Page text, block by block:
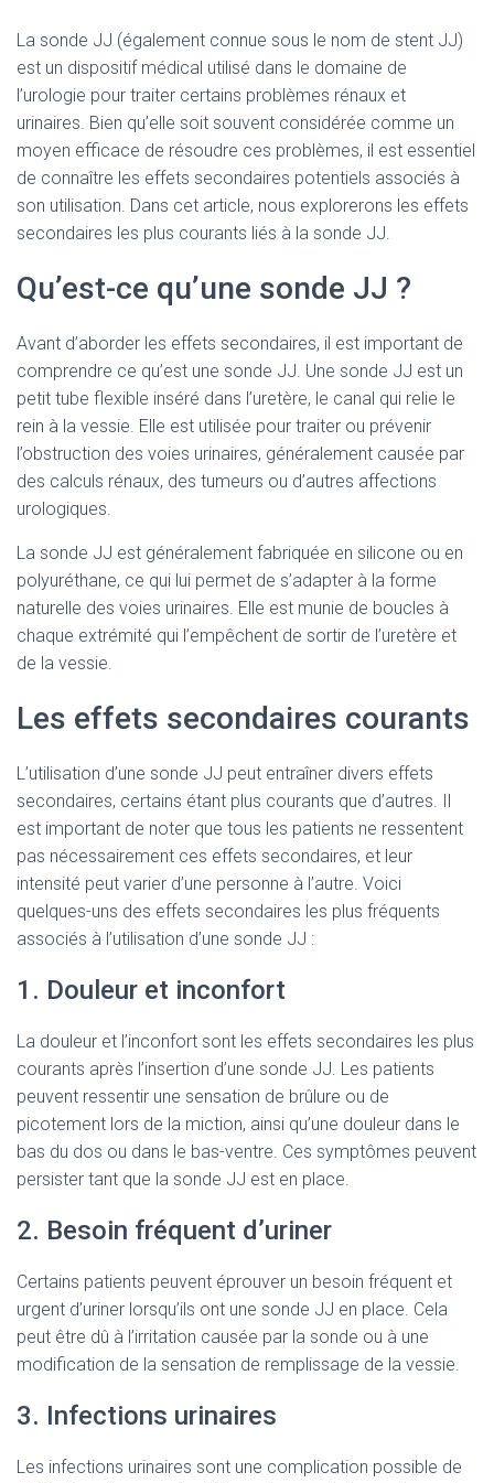
La sonde JJ (également connue sous le nom de stent JJ)
est un dispositif médical utilisé dans le domaine de
l’urologie pour traiter certains problèmes rénaux et
urinaires. Bien qu’elle soit souvent considérée comme un
moyen efficace de résoudre ces problèmes, il est essentiel
de connaître les effets secondaires potentiels associés à
son utilisation. Dans cet article, nous explorerons les effets
secondaires les plus courants liés à la sonde JJ.
Qu’est-ce qu’une sonde JJ ?
Avant d’aborder les effets secondaires, il est important de
comprendre ce qu’est une sonde JJ. Une sonde JJ est un
petit tube flexible inséré dans l’uretère, le canal qui relie le
rein à la vessie. Elle est utilisée pour traiter ou prévenir
l’obstruction des voies urinaires, généralement causée par
des calculs rénaux, des tumeurs ou d’autres affections
urologiques.
La sonde JJ est généralement fabriquée en silicone ou en
polyuréthane, ce qui lui permet de s’adapter à la forme
naturelle des voies urinaires. Elle est munie de boucles à
chaque extrémité qui l’empêchent de sortir de l’uretère et
de la vessie.
Les effets secondaires courants
L’utilisation d’une sonde JJ peut entraîner divers effets
secondaires, certains étant plus courants que d’autres. Il
est important de noter que tous les patients ne ressentent
pas nécessairement ces effets secondaires, et leur
intensité peut varier d’une personne à l’autre. Voici
quelques-uns des effets secondaires les plus fréquents
associés à l’utilisation d’une sonde JJ :
1. Douleur et inconfort
La douleur et l’inconfort sont les effets secondaires les plus
courants après l’insertion d’une sonde JJ. Les patients
peuvent ressentir une sensation de brûlure ou de
picotement lors de la miction, ainsi qu’une douleur dans le
bas du dos ou dans le bas-ventre. Ces symptômes peuvent
persister tant que la sonde JJ est en place.
2. Besoin fréquent d’uriner
Certains patients peuvent éprouver un besoin fréquent et
urgent d’uriner lorsqu’ils ont une sonde JJ en place. Cela
peut être dû à l’irritation causée par la sonde ou à une
modification de la sensation de remplissage de la vessie.
3. Infections urinaires
Les infections urinaires sont une complication possible de